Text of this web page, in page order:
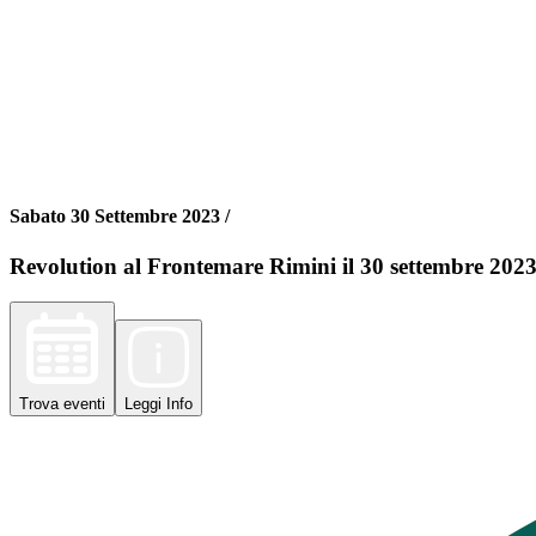
Sabato 30 Settembre 2023 /
Revolution al Frontemare Rimini il 30 settembre 2023
Trova eventi Leggi Info